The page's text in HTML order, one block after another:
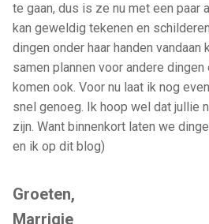
te gaan, dus is ze nu met een paar
kan geweldig tekenen en
dingen onder haar handen vandaan
samen plannen voor andere
komen ook. Voor nu laat ik nog
snel genoeg. Ik hoop wel dat jullie
zijn. Want binnenkort laten we
en ik op dit blog)
Groeten,
Marrigje